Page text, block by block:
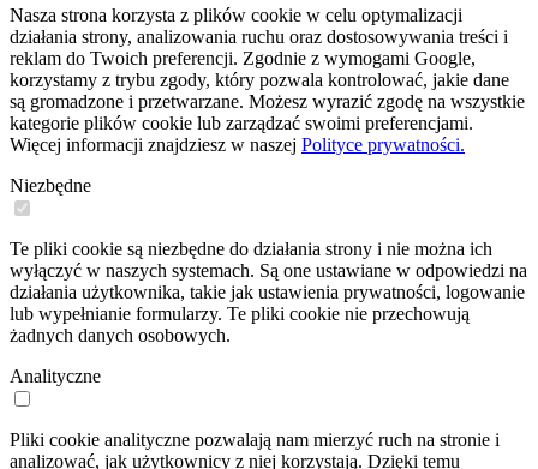
Nasza strona korzysta z plików cookie w celu optymalizacji
działania strony, analizowania ruchu oraz dostosowywania treści i
reklam do Twoich preferencji. Zgodnie z wymogami Google,
korzystamy z trybu zgody, który pozwala kontrolować, jakie dane
są gromadzone i przetwarzane. Możesz wyrazić zgodę na wszystkie
kategorie plików cookie lub zarządzać swoimi preferencjami.
Więcej informacji znajdziesz w naszej Polityce prywatności.
Niezbędne
Te pliki cookie są niezbędne do działania strony i nie można ich
wyłączyć w naszych systemach. Są one ustawiane w odpowiedzi na
działania użytkownika, takie jak ustawienia prywatności, logowanie
lub wypełnianie formularzy. Te pliki cookie nie przechowują
żadnych danych osobowych.
Analityczne
Pliki cookie analityczne pozwalają nam mierzyć ruch na stronie i
analizować, jak użytkownicy z niej korzystają. Dzięki temu